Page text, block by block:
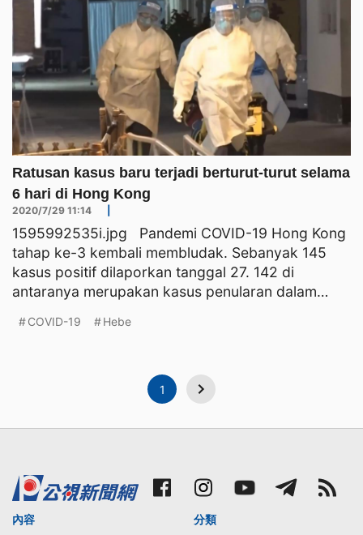
Ratusan kasus baru terjadi berturut-turut selama
6 hari di Hong Kong
2020/7/29 11:14
1595992535i.jpg Pandemi COVID-19 Hong Kong
tahap ke-3 kembali membludak. Sebanyak 145
kasus positif dilaporkan tanggal 27. 142 di
antaranya merupakan kasus penularan dalam
COVID-19 Hebe
1
內容
分類